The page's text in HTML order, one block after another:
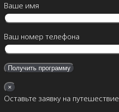
Ваше имя
Ваш номер телефона
×
Оставьте заявку на путешествие